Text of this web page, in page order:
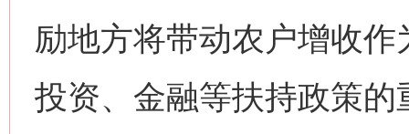
励地方将带动农户增收
投资、金融等扶持政策